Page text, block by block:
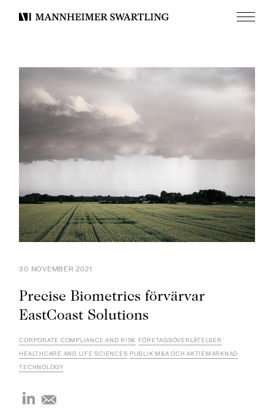
Mannheimer
Meny
30 NOVEMBER 2021
Precise Biometrics förvärvar
EastCoast Solutions
CORPORATE COMPLIANCE AND RISK FÖRETAGSÖVERLÅTELSER
HEALTHCARE AND LIFE SCIENCES PUBLIK M&A OCH AKTIEMARKNAD
TECHNOLOGY